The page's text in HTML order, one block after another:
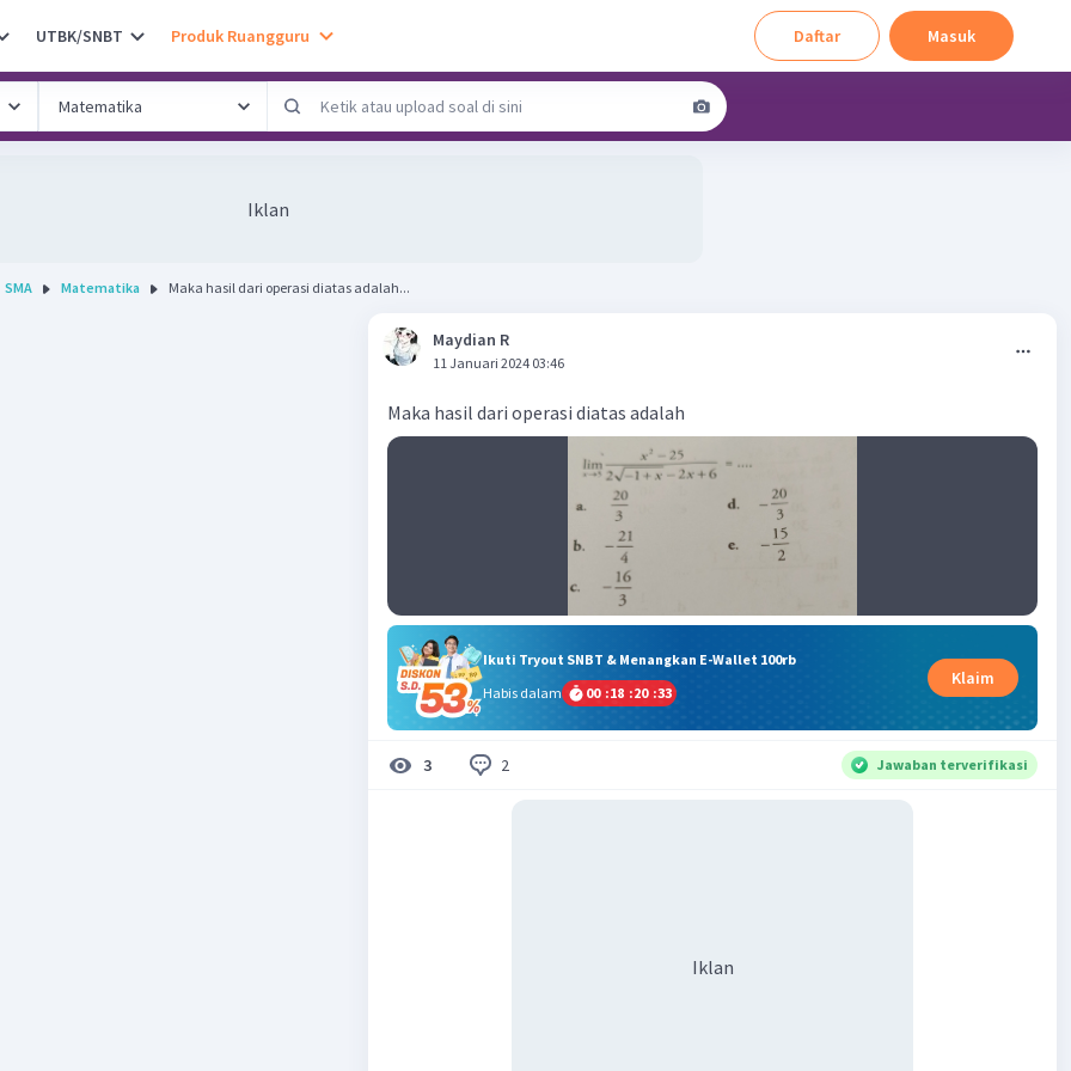
UTBK/SNBT Produk Ruangguru Daftar Masuk
Iklan
SMA Matematika Maka hasil dari operasi diatas adalah...
Maydian R
11 Januari 2024 03:46
Maka hasil dari operasi diatas adalah
Ikuti Tryout SNBT & Menangkan E-Wallet 100rb
Habis dalam
00 :18 :20 :33
Klaim
3 2 Jawaban terverifikasi
Iklan